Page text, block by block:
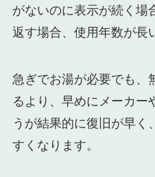
がないのに表示が続く場
返す場合、使用年数が長
急ぎでお湯が必要でも、
るより、早めにメーカー
うが結果的に復旧が早く
すくなります。